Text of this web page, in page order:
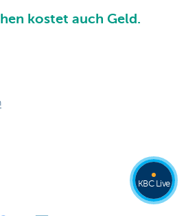
kostet auch Geld.
KBC Live